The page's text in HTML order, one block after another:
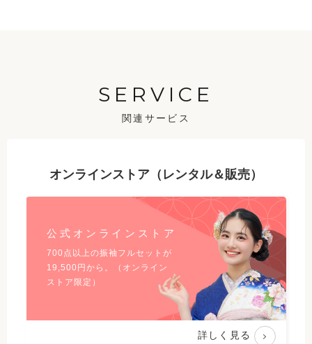
SERVICE
関連サービス
オンラインストア（レンタル＆販売）
公式オンラインストア
700点以上の振袖フルセットが
19,500 円から。（オンライン
ストア限定）
詳しく見る